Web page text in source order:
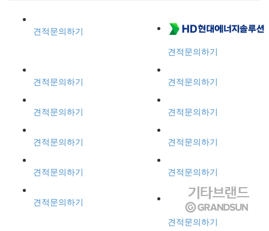
견적문의하기
견적문의하기
견적문의하기 견적문의하기
견적문의하기 견적문의하기
견적문의하기 견적문의하기
견적문의하기 견적문의하기
견적문의하기
견적문의하기